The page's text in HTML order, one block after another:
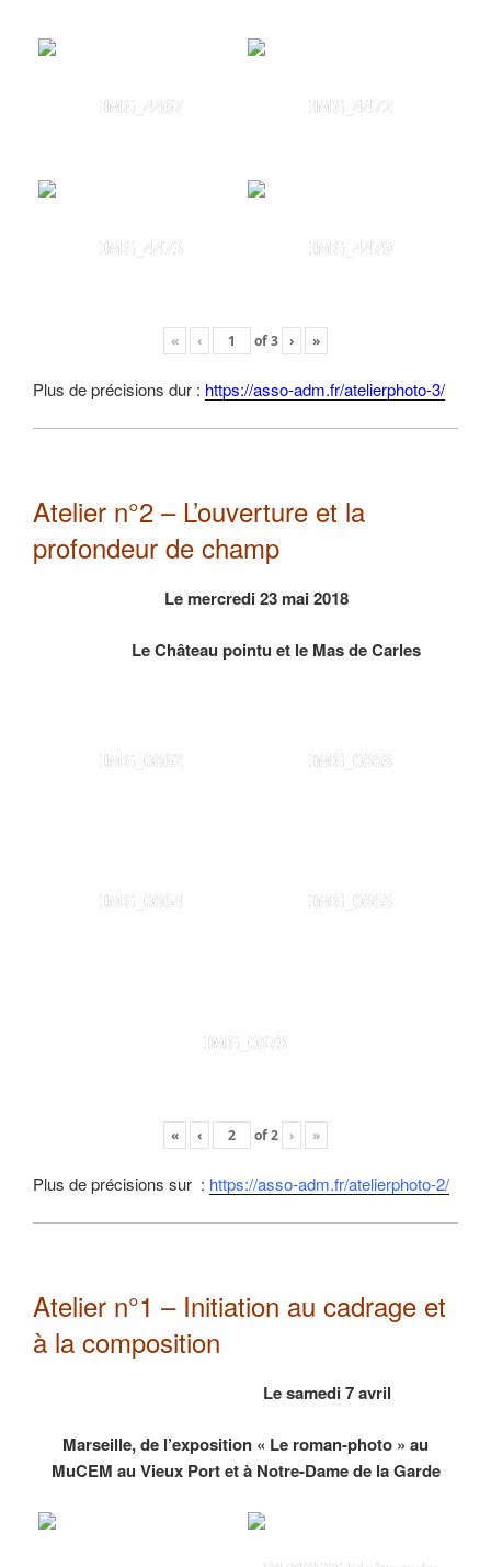
IMG_4467 IMG_4472
IMG_4473 IMG_4479
« ‹ of3 › »
Plus de précisions dur : https://asso-adm.fr/atelierphoto-3/
Atelier n°2 – L’ouverture et la
profondeur de champ
Le mercredi 23 mai 2018
Le Château pointu et le Mas de Carles
IMG_0862 IMG_0863
IMG_0864 IMG_0865
IMG_0873
« ‹ of2 › »
Plus de précisions sur : https://asso-adm.fr/atelierphoto-2/
Atelier n°1 – Initiation au cadrage et
à la composition
Le samedi 7 avril
Marseille, de l’exposition « Le roman-photo » au
MuCEM au Vieux Port et à Notre-Dame de la Garde